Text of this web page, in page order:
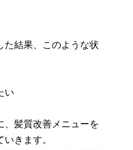
た結果、このような状
い
、髪質改善メニューを
きます。